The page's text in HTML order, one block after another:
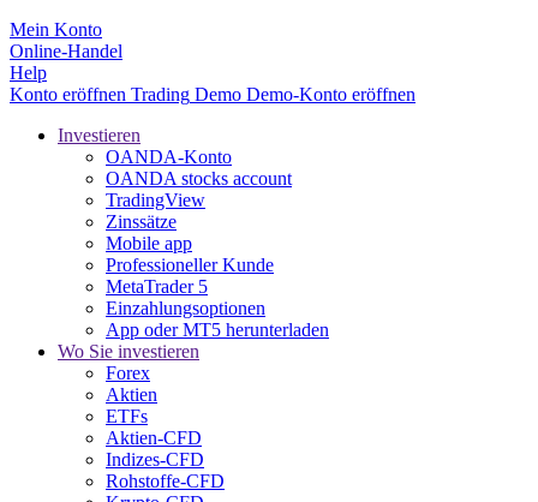
Mein Konto
Online-Handel
Help
Konto eröffnen Trading Demo Demo-Konto eröffnen
Investieren
OANDA-Konto
OANDA stocks account
TradingView
Zinssätze
Mobile app
Professioneller Kunde
MetaTrader 5
Einzahlungsoptionen
App oder MT5 herunterladen
Wo Sie investieren
Forex
Aktien
ETFs
Aktien-CFD
Indizes-CFD
Rohstoffe-CFD